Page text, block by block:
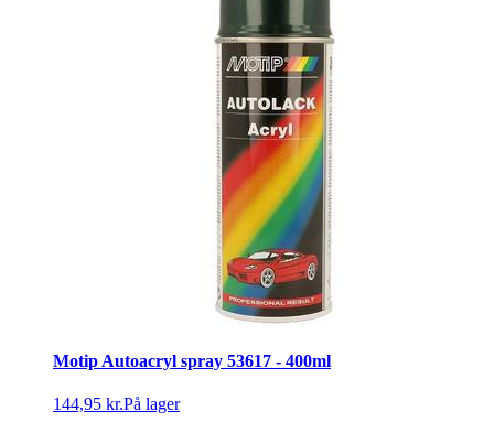
Motip Autoacryl spray 53617 - 400ml
144,95 kr.På lager